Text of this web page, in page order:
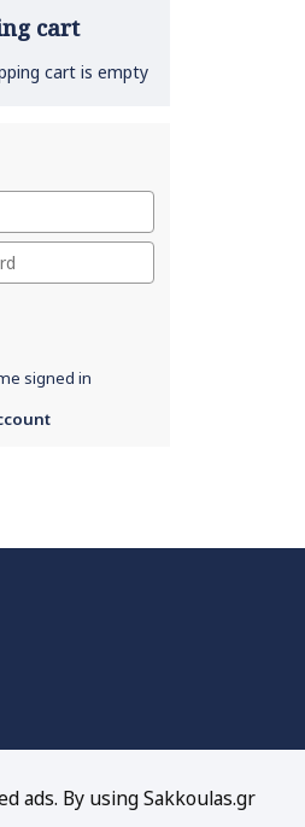
cart
cart is empty
signed in
ads. By using Sakkoulas.gr